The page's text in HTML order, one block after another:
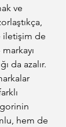
ve
iletişim de
da azalır.
hem de